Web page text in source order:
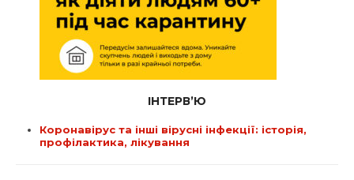
ІНТЕРВ’Ю
Коронавірус та інші вірусні інфекції: історія,
профілактика, лікування